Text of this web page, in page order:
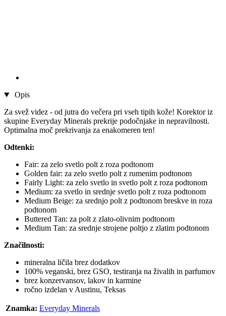
Opis
Za svež videz - od jutra do večera pri vseh tipih kože! Korektor iz
skupine Everyday Minerals prekrije podočnjake in nepravilnosti.
Optimalna moč prekrivanja za enakomeren ten!
Odtenki:
Fair: za zelo svetlo polt z roza podtonom
Golden fair: za zelo svetlo polt z rumenim podtonom
Fairly Light: za zelo svetlo in svetlo polt z roza podtonom
Medium: za svetlo in srednje svetlo polt z roza podtonom
Medium Beige: za srednjo polt z podtonom breskve in roza
podtonom
Buttered Tan: za polt z zlato-olivnim podtonom
Medium Tan: za srednje strojene poltjo z zlatim podtonom
Značilnosti:
mineralna ličila brez dodatkov
100% veganski, brez GSO, testiranja na živalih in parfumov
brez konzervansov, lakov in karmine
ročno izdelan v Austinu, Teksas
Znamka: Everyday Minerals